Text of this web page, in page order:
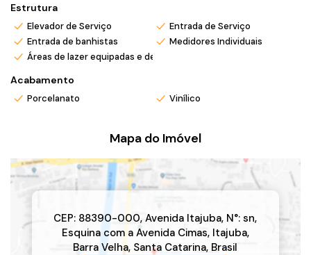
Estrutura
Elevador de Serviço
Entrada de Serviço
Entrada de banhistas
Medidores Individuais
Áreas de lazer equipadas e decoradas
Acabamento
Porcelanato Vinílico
Mapa do Imóvel
CEP: 88390-000,Avenida Itajuba, N°: sn,
Esquina com a Avenida Cimas, Itajuba,
Barra Velha, Santa Catarina, Brasil